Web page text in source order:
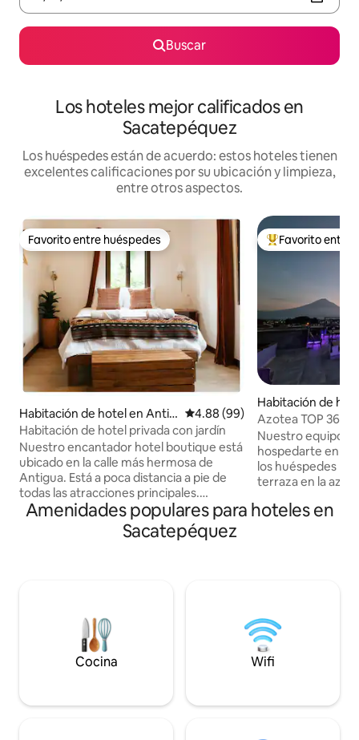
Buscar
Los hoteles mejor calificados en
Sacatepéquez
Los huéspedes están de acuerdo: estos hoteles tienen
excelentes calificaciones por su ubicación y limpieza,
entre otros aspectos.
Favorito entre huéspedes
Favorito entre huéspedes
Habitación de hotel en Antig
ua Guatemala
Calificación promedio: 4.88 de
4.88 (99)
Habitación de hotel privada con jardín
Nuestro encantador hotel boutique está
ubicado en la calle más hermosa de
Antigua. Está a poca distancia a pie de
todas las atracciones principales.
Sumérgete en la cultura de la ciudad
mientras disfrutas de la comodidad de
los lugares de interés cercanos. Nuestro
ofreciendo la combinación perfecta de
comodidad y conveniencia. Relájate en
nuestro jardín privado, toma una taza de
café en nuestra cafetería y descansa
De los mejores
Favorito entre
Habitación de
gua Guatemala
Azotea TOP 360,
rápido
Nuestro equipo
hospedarte en
los huéspedes
terraza en la
cocina
pequeño
inteligente ver
streaming, un
semiortopédicos.
Amenidades populares para hoteles en
Sacatepéquez
Cocina Wifi